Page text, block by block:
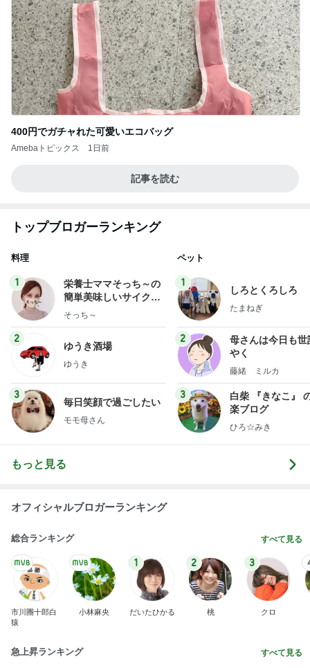
400円でガチャれた可愛いエコバッグ
Amebaトピックス 1日前
記事を読む
トップブロガーランキング
料理
1
栄養士ママそっち～の
簡単美味しいサイクル
献立
そっち～
2
ゆうき酒場
ゆうき
3
毎日笑顔で過ごしたい
モモ母さん
ペット
1
しろとくろしろ
たまねぎ
2
母さんは今日も世
やく
藤緒 ミルカ
3
白柴 『きなこ』
楽ブログ
ひろ☆みき
もっと見る
オフィシャルブロガーランキング
総合ランキング すべて見る
市川團十郎白
猿
小林麻央
1
だいたひかる
2
桃
3
クロ
急上昇ランキング すべて見る